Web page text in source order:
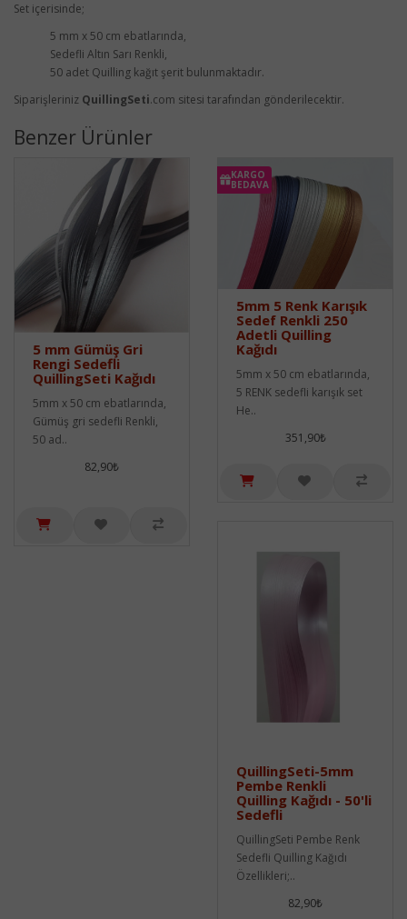
Set içerisinde;
5 mm x 50 cm ebatlarında,
Sedefli Altın Sarı Renkli,
50 adet Quilling kağıt şerit bulunmaktadır.
Siparişleriniz QuillingSeti.com sitesi tarafından gönderilecektir.
Benzer Ürünler
5 mm Gümüş Gri
Rengi Sedefli
QuillingSeti Kağıdı
5mm x 50 cm ebatlarında,
Gümüş gri sedefli Renkli,
50 ad..
82,90₺
KARGO
BEDAVA
5mm 5 Renk Karışık
Sedef Renkli 250
Adetli Quilling
Kağıdı
5mm x 50 cm ebatlarında,
5 RENK sedefli karışık set
He..
351,90₺
QuillingSeti-5mm
Pembe Renkli
Quilling Kağıdı - 50'li
Sedefli
QuillingSeti Pembe Renk
Sedefli Quilling Kağıdı
Özellikleri;..
82,90₺